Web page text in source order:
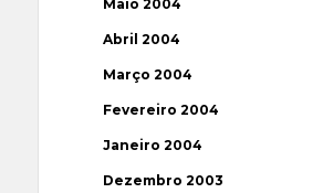
Maio 2004
Abril 2004
Março 2004
Fevereiro 2004
Janeiro 2004
Dezembro 2003